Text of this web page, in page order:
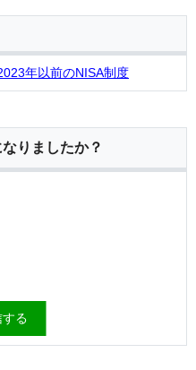
年以前のNISA制度
りましたか？
る